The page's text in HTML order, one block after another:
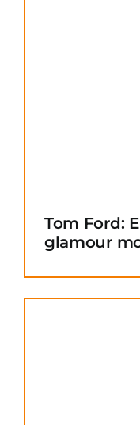
Tom Ford:
glamour